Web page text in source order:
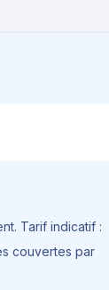
Tarif indicatif :
couvertes par